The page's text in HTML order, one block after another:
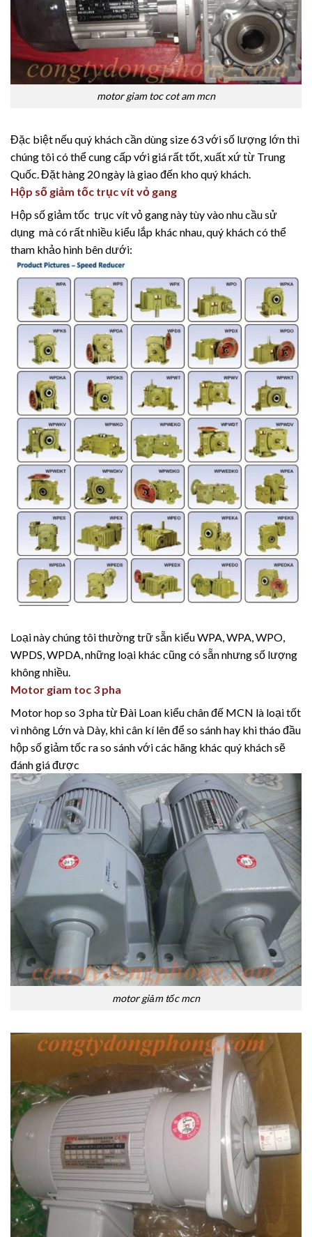
motor giam toc cot am mcn
Đặc biệt nếu quý khách cần dùng size 63 với số lượng lớn thì
chúng tôi có thể cung cấp với giá rất tốt, xuất xứ từ Trung
Quốc. Đặt hàng 20 ngày là giao đến kho quý khách.
Hộp số giảm tốc trục vít vỏ gang
Hộp số giảm tốc trục vít vỏ gang này tùy vào nhu cầu sử
dụng mà có rất nhiều kiểu lắp khác nhau, quý khách có thể
tham khảo hình bên dưới:
Loại này chúng tôi thường trữ sẵn kiểu WPA, WPA, WPO,
WPDS, WPDA, những loại khác cũng có sẵn nhưng số lượng
không nhiều.
Motor giam toc 3 pha
Motor hop so 3 pha từ Đài Loan kiểu chân đế MCN là loại tốt
vì nhông Lớn và Dày, khi cân kí lên để so sánh hay khi tháo đầu
hộp số giảm tốc ra so sánh với các hãng khác quý khách sẽ
đánh giá được
motor giảm tốc mcn